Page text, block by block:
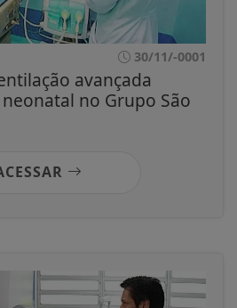
30/11/-0001
avançada
no Grupo São